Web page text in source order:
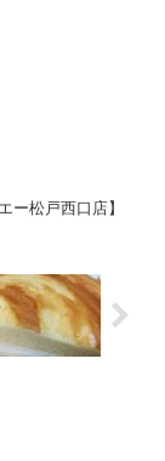
ー松戸西口店】